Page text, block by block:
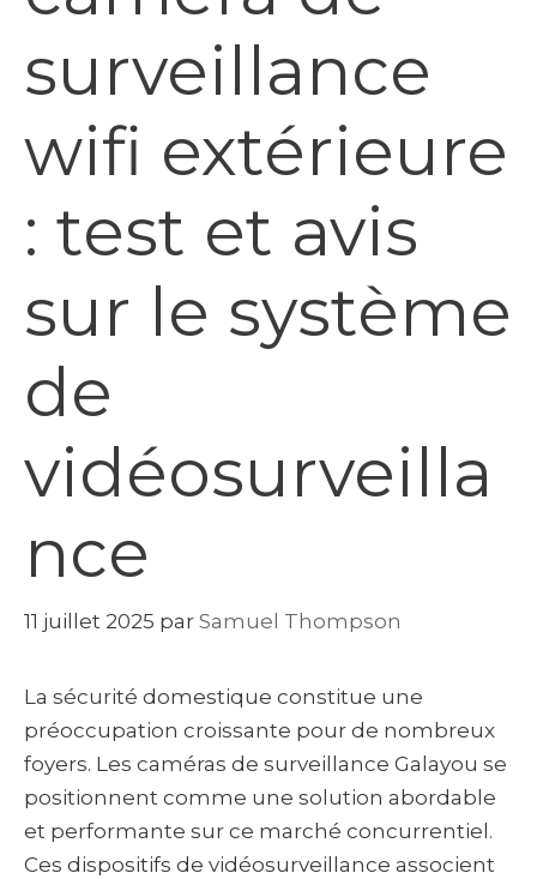
surveillance
wifi extérieure
: test et avis
sur le système
de
vidéosurveilla
nce
11 juillet 2025 par Samuel Thompson
La sécurité domestique constitue une
préoccupation croissante pour de nombreux
foyers. Les caméras de surveillance Galayou se
positionnent comme une solution abordable
et performante sur ce marché concurrentiel.
Ces dispositifs de vidéosurveillance associent